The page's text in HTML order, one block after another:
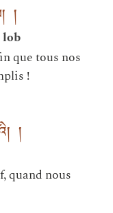
།
lob
que tous nos
!
།
quand nous